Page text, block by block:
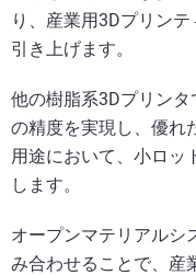
り、産業用3Dプリン
引き上げます。
他の樹脂系3Dプリン
の精度を実現し、優れ
用途において、小ロッ
します。
オープンマテリアルシ
み合わせることで、産